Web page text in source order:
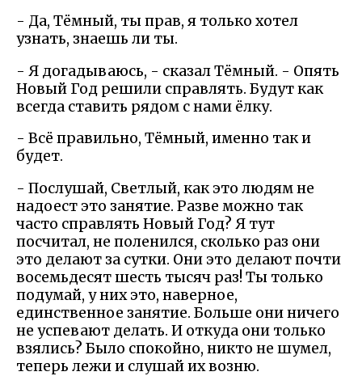
- Да, Тёмный, ты прав, я только хотел
узнать, знаешь ли ты.
- Я догадываюсь, - сказал Тёмный. - Опять
Новый Год решили справлять. Будут как
всегда ставить рядом с нами ёлку.
- Всё правильно, Тёмный, именно так и
будет.
- Послушай, Светлый, как это людям не
надоест это занятие. Разве можно так
часто справлять Новый Год? Я тут
посчитал, не поленился, сколько раз они
это делают за сутки. Они это делают почти
восемьдесят шесть тысяч раз! Ты только
подумай, у них это, наверное,
единственное занятие. Больше они ничего
не успевают делать. И откуда они только
взялись? Было спокойно, никто не шумел,
теперь лежи и слушай их возню.